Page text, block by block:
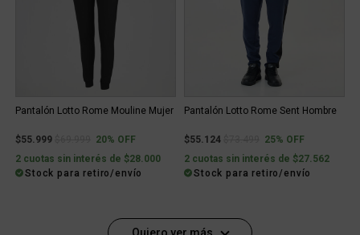
Pantalón Lotto Rome Mouline Mujer
$55.999 Price reduced from
to20% OFF
2 cuotas sin interés de $28.000
Stock para retiro/envío
Pantalón Lotto Rome Sent Hombre
$55.124 Price reduced from
to25% OFF
2 cuotas sin interés de $27.562
Stock para retiro/envío
Quiero ver más